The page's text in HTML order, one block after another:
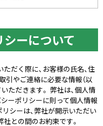
ーについて
だく際に、お客様の氏名、住
引やご連絡に必要な情報（以
ただきます。 弊社は、個人情
ーポリシーに則って個人情報
シーは、弊社が開示いただい
との間のお約束です。